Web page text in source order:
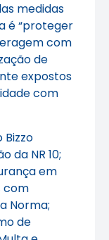
medidas
é “proteger
com
de
expostos
com
Bizzo
da NR 10;
em
com
Norma;
de